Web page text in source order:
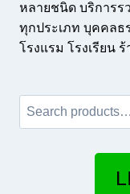
หลายชนิด บริการร
ทุกประเภท บุคคลธ
โรงแรม โรงเรียน
Search